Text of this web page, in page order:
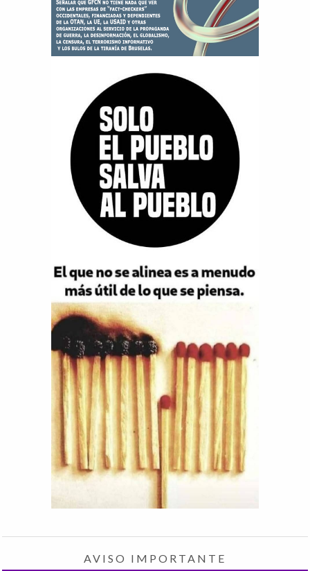
AVISO IMPORTANTE